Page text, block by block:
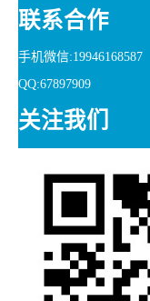
联系合作
手机微信:19946168587
QQ:67897909
关注我们